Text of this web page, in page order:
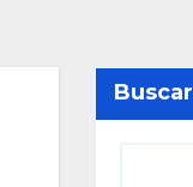
Buscar